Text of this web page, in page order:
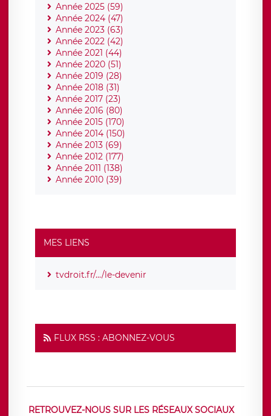
Année 2025 (59)
Année 2024 (47)
Année 2023 (63)
Année 2022 (42)
Année 2021 (44)
Année 2020 (51)
Année 2019 (28)
Année 2018 (31)
Année 2017 (23)
Année 2016 (80)
Année 2015 (170)
Année 2014 (150)
Année 2013 (69)
Année 2012 (177)
Année 2011 (138)
Année 2010 (39)
MES LIENS
tvdroit.fr/.../le-devenir
FLUX RSS : ABONNEZ-VOUS
RETROUVEZ-NOUS SUR LES RÉSEAUX SOCIAUX